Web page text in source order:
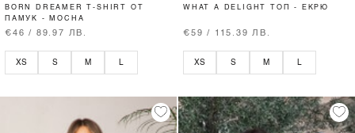
BORN DREAMER T-SHIRT ОТ
ПАМУК - MOCHA
€46 / 89.97 ЛВ.
XS S M
WHAT A DELIGHT ТОП - ЕКРЮ
€59 / 115.39 ЛВ.
XS S M